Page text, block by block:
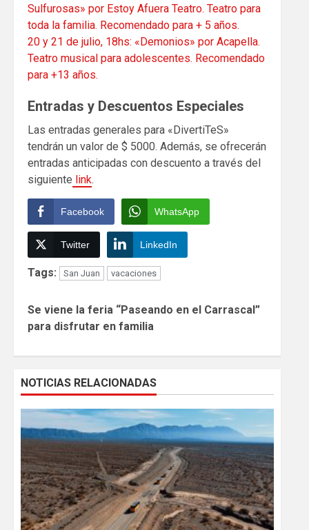
Sulfurosas» por Estoy Afuera Teatro. Teatro para
toda la familia. Recomendado para + 5 años.
20 y 21 de julio, 18hs: «Demonios» por Acapella.
Teatro musical para adolescentes. Recomendado
para +13 años.
Entradas y Descuentos Especiales
Las entradas generales para «DivertiTeS»
tendrán un valor de $ 5000. Además, se ofrecerán
entradas anticipadas con descuento a través del
siguiente link.
Facebook WhatsApp
Twitter LinkedIn
Tags: San Juan vacaciones
Reading
Se viene la feria “Paseando en el Carrascal”
para disfrutar en familia
NOTICIAS RELACIONADAS